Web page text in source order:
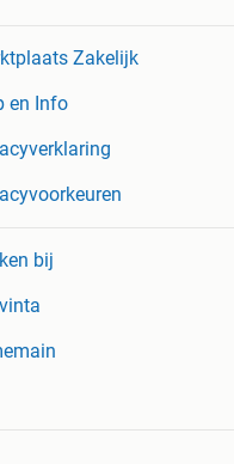
Zakelijk
en Info
bij